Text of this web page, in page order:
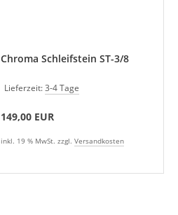
Chroma Schleifstein ST-3/8
Lieferzeit:3-4 Tage
149,00 EUR
inkl. 19 % MwSt. zzgl. Versandkosten